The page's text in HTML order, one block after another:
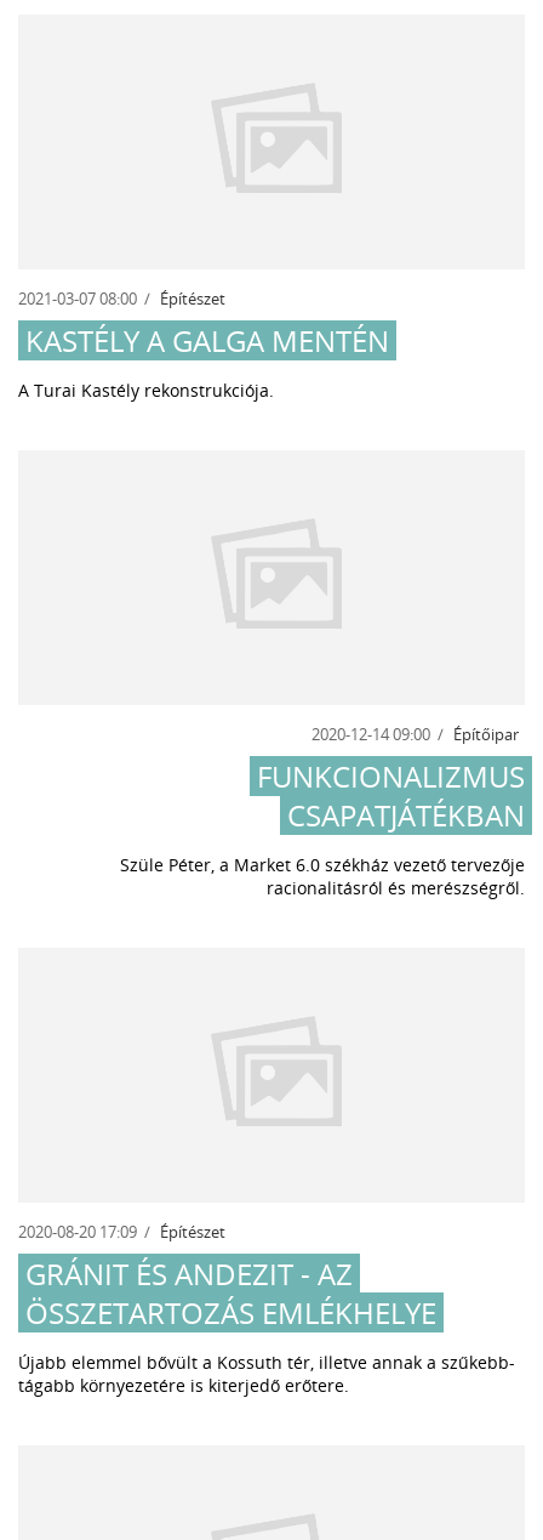
2021-03-07 08:00 Építészet
KASTÉLY A GALGA MENTÉN
A Turai Kastély rekonstrukciója.
2020-12-14 09:00 Építőipar
FUNKCIONALIZMUS
CSAPATJÁTÉKBAN
Szüle Péter, a Market 6.0 székház vezető tervezője
racionalitásról és merészségről.
2020-08-20 17:09 Építészet
GRÁNIT ÉS ANDEZIT - AZ
ÖSSZETARTOZÁS EMLÉKHELYE
Újabb elemmel bővült a Kossuth tér, illetve annak a szűkebb-
tágabb környezetére is kiterjedő erőtere.